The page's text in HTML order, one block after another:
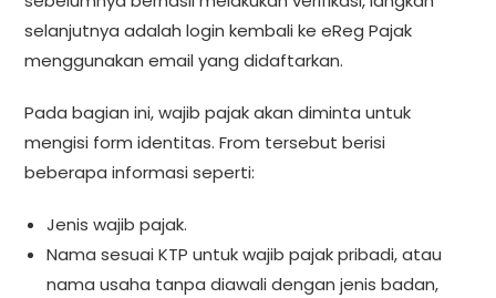
selanjutnya adalah login kembali ke eReg Pajak
menggunakan email yang didaftarkan.
Pada bagian ini, wajib pajak akan diminta untuk
mengisi form identitas. From tersebut berisi
beberapa informasi seperti:
Jenis wajib pajak.
Nama sesuai KTP untuk wajib pajak pribadi, atau
nama usaha tanpa diawali dengan jenis badan,